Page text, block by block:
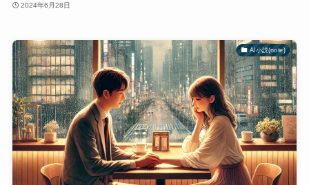
2024年6月28日
AI小説(note)